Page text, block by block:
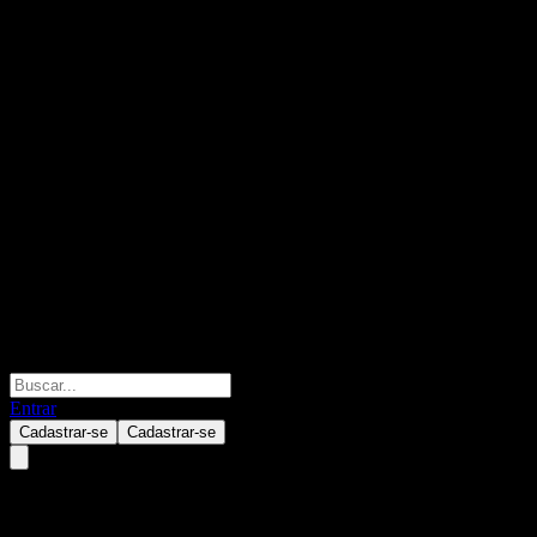
Entrar
Cadastrar-se Cadastrar-se